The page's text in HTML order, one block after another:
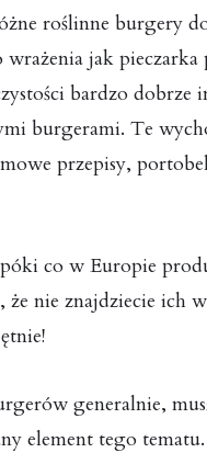
roślinne burgery
jak
bardzo dobrze
burgerami. Te
przepisy,
co w Europie
że nie znajdziecie ich
generalnie,
element tego